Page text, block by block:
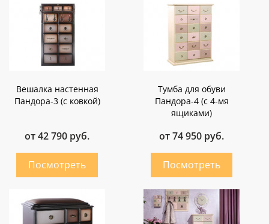
Вешалка настенная
Пандора-3 (с ковкой)
от 42 790 руб.
Тумба для обуви
Пандора-4 (с 4-мя
ящиками)
от 74 950 руб.